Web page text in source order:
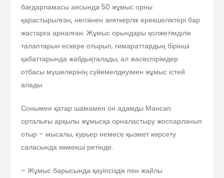
бағдарламасы аясында 50 жұмыс орны
қарастырылған, негізінен зияткерлік ерекшеліктері бар
жастарға арналған. Жұмыс орындары қолжетімділік
талаптарын ескере отырып, ғимараттардың бірінші
қабаттарында жабдықталады, ал жасөспірімдер
отбасы мүшелерінің сүйемелдеуімен жұмыс істей
алады.
Сонымен қатар шамамен он адамды Мансап
орталығы арқылы жұмысқа орналастыру жоспарланып
отыр – мысалы, курьер немесе қызмет көрсету
саласында көмекші ретінде.
– Жұмыс барысында қауіпсіздік пен жайлы